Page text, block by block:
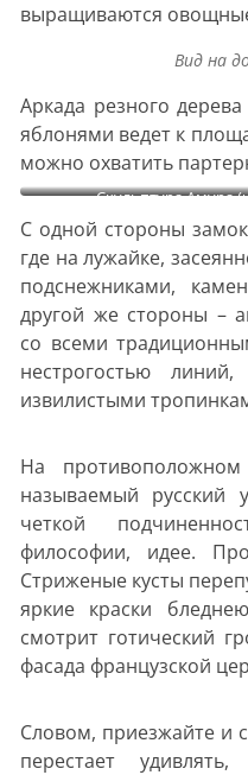
выращиваются
Вид на
Аркада резного
яблонями ведет к
можно охватить
Скульптура Амура
С одной стороны
где на лужайке,
подснежниками,
другой же стороны –
со всеми
нестрогостью
извилистыми
На
называемый русский
четкой
философии, идее.
Стриженые кусты
яркие краски
смотрит готический
фасада французской
Словом, приезжайте и
перестает